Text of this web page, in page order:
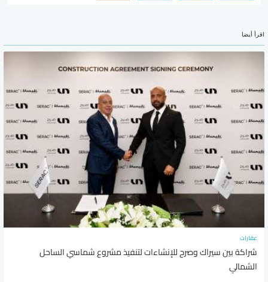
اقرأ أيضا
عقارات
شراكة بين سيراك وصرح للإنشاءات لتنفيذ مشروع شماسي الساحل
الشمالي